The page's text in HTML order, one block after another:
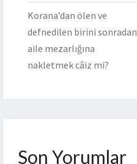
Korana’dan ölen ve
defnedilen birini sonradan
aile mezarlığına
nakletmek câiz mi?
Son Yorumlar